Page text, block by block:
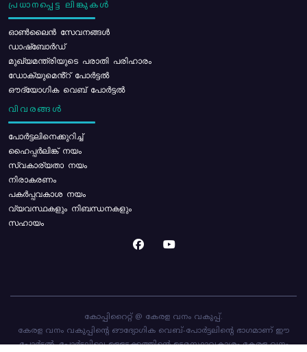
പ്രധാനപ്പെട്ട ലിങ്കുകൾ
ഓൺലൈൻ സേവനങ്ങൾ
ഡാഷ്ബോർഡ്
മുഖ്യമന്ത്രിയുടെ പരാതി പരിഹാരം
ഡോക്യുമെൻ്റ് പോർട്ടൽ
ഔദ്യോഗിക വെബ് പോർട്ടൽ
വിവരങ്ങൾ
പോര്‍ട്ടലിനെക്കുറിച്ച്
ഹൈപ്പർലിങ്ക് നയം
സ്വകാര്യതാ നയം
നിരാകരണം
പകർപ്പവകാശ നയം
വ്യവസ്ഥകളും നിബന്ധനകളും
സഹായം
കോപ്പിറൈറ്റ് @ കേരള വനം വകുപ്പ്.
കേരള വനം വകുപ്പിന്റെ ഔദ്യോഗിക വെബ്-പോർട്ടലിന്റെ ഭാഗമാണ് ഈ
പോർട്ടൽ. പോർട്ടലിലെ ഉള്ളടക്കത്തിന്റെ ഉടമസ്ഥാവകാശം കേരള വനം